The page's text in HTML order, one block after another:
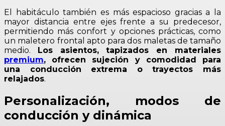
El habitáculo también es más espacioso gracias a la
mayor distancia entre ejes frente a su predecesor,
permitiendo más confort y opciones prácticas, como
un maletero frontal apto para dos maletas de tamaño
medio. Los asientos, tapizados en materiales
premium, ofrecen sujeción y comodidad para
una conducción extrema o trayectos más
relajados.
Personalización, modos de
conducción y dinámica